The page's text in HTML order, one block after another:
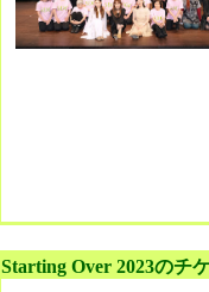
Starting Over 2023のチ